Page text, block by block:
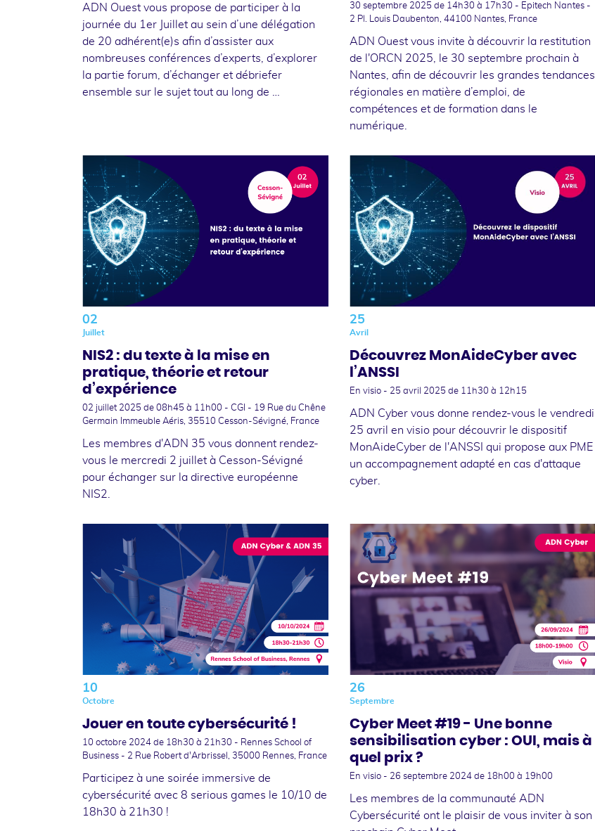
ADN Ouest vous propose de participer à la
journée du 1er Juillet au sein d’une délégation
de 20 adhérent(e)s afin d’assister aux
nombreuses conférences d’experts, d’explorer
la partie forum, d’échanger et débriefer
ensemble sur le sujet tout au long de …
30 septembre 2025 de 14h30 à 17h30 - Epitech Nantes -
2 Pl. Louis Daubenton, 44100 Nantes, France
ADN Ouest vous invite à découvrir la restitution
de l'ORCN 2025, le 30 septembre prochain à
Nantes, afin de découvrir les grandes tendances
régionales en matière d’emploi, de
compétences et de formation dans le
numérique.
02
Juillet
NIS2 : du texte à la mise en
pratique, théorie et retour
d’expérience
02 juillet 2025 de 08h45 à 11h00 - CGI - 19 Rue du Chêne
Germain Immeuble Aéris, 35510 Cesson-Sévigné, France
Les membres d'ADN 35 vous donnent rendez-
vous le mercredi 2 juillet à Cesson-Sévigné
pour échanger sur la directive européenne
NIS2.
25
Avril
Découvrez MonAideCyber avec
l’ANSSI
En visio - 25 avril 2025 de 11h30 à 12h15
ADN Cyber vous donne rendez-vous le vendredi
25 avril en visio pour découvrir le dispositif
MonAideCyber de l'ANSSI qui propose aux PME
un accompagnement adapté en cas d'attaque
cyber.
10
Octobre
Jouer en toute cybersécurité !
10 octobre 2024 de 18h30 à 21h30 - Rennes School of
Business - 2 Rue Robert d'Arbrissel, 35000 Rennes, France
Participez à une soirée immersive de
cybersécurité avec 8 serious games le 10/10 de
18h30 à 21h30 !
26
Septembre
Cyber Meet #19 - Une bonne
sensibilisation cyber : OUI, mais à
quel prix ?
En visio - 26 septembre 2024 de 18h00 à 19h00
Les membres de la communauté ADN
Cybersécurité ont le plaisir de vous inviter à son